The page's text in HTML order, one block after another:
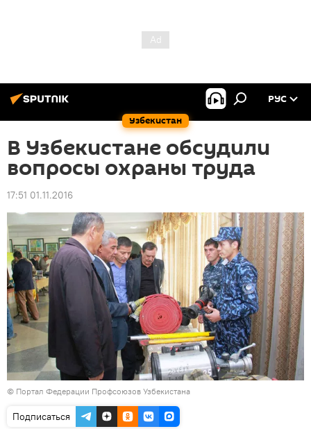
Узбекистан
РУС
В Узбекистане обсудили
вопросы охраны труда
17:51 01.11.2016
© Портал Федерации Профсоюзов Узбекистана
Подписаться